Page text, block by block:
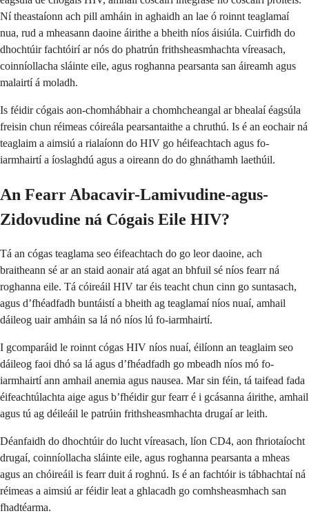
Ní theastaíonn ach pill amháin in aghaidh an lae ó roinnt teaglamaí
nua, rud a mheasann daoine áirithe a bheith níos áisiúla. Cuirfidh do
dhochtúir fachtóirí ar nós do phatrún frithsheasmhachta víreasach,
coinníollacha sláinte eile, agus roghanna pearsanta san áireamh agus
malairtí á moladh.
Is féidir cógais aon-chomhábhair a chomhcheangal ar bhealaí éagsúla
freisin chun réimeas cóireála pearsantaithe a chruthú. Is é an eochair ná
teaglaim a aimsiú a rialaíonn do HIV go héifeachtach agus fo-
iarmhairtí a íoslaghdú agus a oireann do do ghnáthamh laethúil.
An Fearr Abacavir-Lamivudine-agus-
Zidovudine ná Cógais Eile HIV?
Tá an cógas teaglama seo éifeachtach do go leor daoine, ach
braitheann sé ar an staid aonair atá agat an bhfuil sé níos fearr ná
roghanna eile. Tá cóireáil HIV tar éis teacht chun cinn go suntasach,
agus d’fhéadfadh buntáistí a bheith ag teaglamaí níos nuaí, amhail
dáileog uair amháin sa lá nó níos lú fo-iarmhairtí.
I gcomparáid le roinnt cógas HIV níos nuaí, éilíonn an teaglaim seo
dáileog faoi dhó sa lá agus d’fhéadfadh go mbeadh níos mó fo-
iarmhairtí ann amhail anemia agus nausea. Mar sin féin, tá taifead fada
éifeachtúlachta aige agus b’fhéidir gur fearr é i gcásanna áirithe, amhail
agus tú ag déileáil le patrúin frithsheasmhachta drugaí ar leith.
Déanfaidh do dhochtúir do lucht víreasach, líon CD4, aon fhriotaíocht
drugaí, coinníollacha sláinte eile, agus roghanna pearsanta a mheas
agus an chóireáil is fearr duit á roghnú. Is é an fachtóir is tábhachtaí ná
réimeas a aimsiú ar féidir leat a ghlacadh go comhsheasmhach san
fhadtéarma.